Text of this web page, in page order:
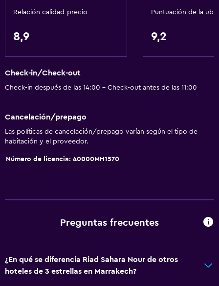
Relación calidad-precio
8,9
Puntuación de la
9,2
Check-in/Check-out
Check-in después de las 14:00 - Check-out antes de las 11:00
Cancelación/prepago
Las políticas de cancelación/prepago varían según el tipo de
habitación y el proveedor.
Número de licencia: 40000MH1570
Preguntas frecuentes
¿En qué se diferencia Riad Sahara Nour de otros
hoteles de 3 estrellas en Marrakech?